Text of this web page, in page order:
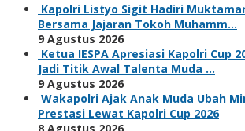
Kapolri Listyo Sigit Hadiri
Bersama Jajaran Tokoh Muhamm…
9 Agustus 2026
Ketua IESPA Apresiasi Kapolri Cup
Jadi Titik Awal Talenta Muda …
9 Agustus 2026
Wakapolri Ajak Anak Muda Ubah
Prestasi Lewat Kapolri Cup 2026